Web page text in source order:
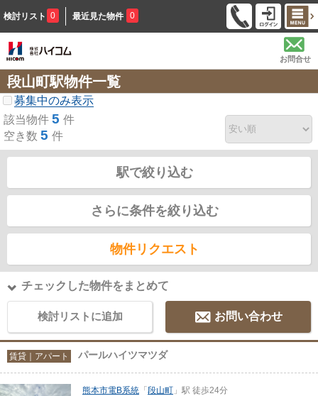
検討リスト 0 最近見た物件 0
お問合せ
段山町駅物件一覧
募集中のみ表示
該当物件 5 件
空き数 5 件
駅で絞り込む
さらに条件を絞り込む
物件リクエスト
チェックした物件をまとめて
検討リストに追加 お問い合わせ
賃貸｜アパート パールハイツマツダ
熊本市電B系統 「 段山町 」駅 徒歩24分